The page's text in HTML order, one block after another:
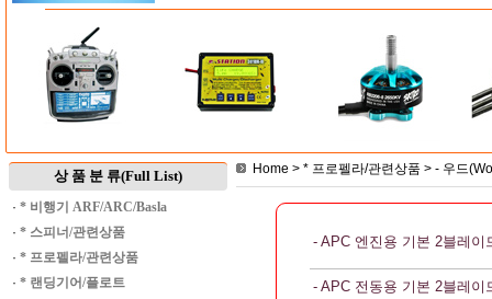
상 품 분 류(Full List)
· * 비행기 ARF/ARC/Basla
· * 스피너/관련상품
· * 프로펠라/관련상품
· * 랜딩기어/플로트
Home > * 프로펠라/관련상품 > - 우드
- APC 엔진용 기본 2블레이
- APC 전동용 기본 2블레이